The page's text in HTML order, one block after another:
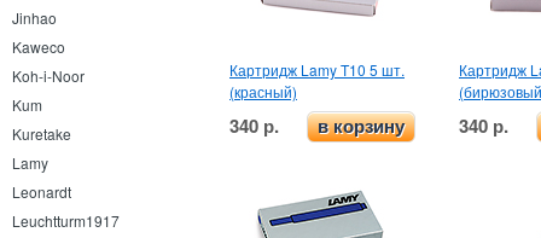
Jinhao
Kaweco
Koh-i-Noor
Kum
Kuretake
Lamy
Leonardt
Leuchtturm1917
Картридж Lamy T10 5 шт.
(красный)
340 р. в корзину
Картридж
340 р.